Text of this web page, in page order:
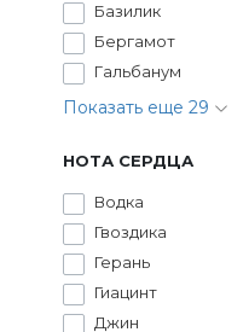
Базилик
Бергамот
Гальбанум
Показать еще 29
НОТА СЕРДЦА
Водка
Гвоздика
Герань
Гиацинт
Джин